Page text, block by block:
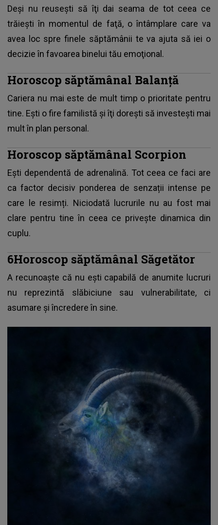
Deşi nu reuseşti să îţi dai seama de tot ceea ce
trăieşti în momentul de faţă, o întâmplare care va
avea loc spre finele săptămânii te va ajuta să iei o
decizie în favoarea binelui tău emoţional.
Horoscop săptămânal Balanță
Cariera nu mai este de mult timp o prioritate pentru
tine. Ești o fire familistă şi îţi doreşti să investeşti mai
mult în plan personal.
Horoscop săptămânal Scorpion
Ești dependentă de adrenalină. Tot ceea ce faci are
ca factor decisiv ponderea de senzații intense pe
care le resimți. Niciodată lucrurile nu au fost mai
clare pentru tine în ceea ce privește dinamica din
cuplu.
6Horoscop săptămânal Săgetător
A recunoaște că nu ești capabilă de anumite lucruri
nu reprezintă slăbiciune sau vulnerabilitate, ci
asumare și încredere în sine.